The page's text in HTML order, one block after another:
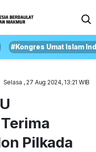
#Kongres Umat Islam
Selasa , 27 Aug 2024, 13:21 WIB
Pilkada